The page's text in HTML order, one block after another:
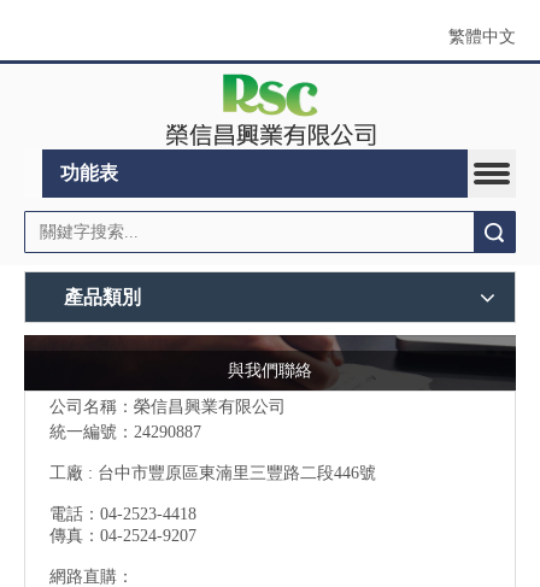
繁體中文
功能表
產品類別
與我們聯絡
公司名稱：榮信昌興業有限公司
統一編號：24290887
工廠 : 台中市豐原區東湳里三豐路二段446號
電話：04-2523-4418
傳真：04-2524-9207
網路直購：